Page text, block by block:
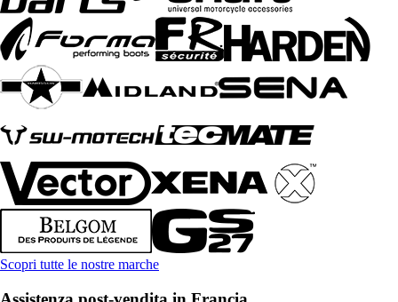
Scopri tutte le nostre marche